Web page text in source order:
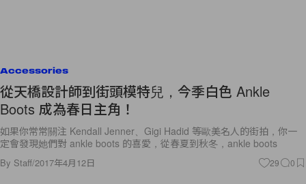
Accessories
從天橋設計師到街頭模特兒，今季白色 Ankle
Boots 成為春日主角！
如果你常常關注 Kendall Jenner、Gigi Hadid 等歐美名人的街拍，你一
定會發現她們對 ankle boots 的喜愛，從春夏到秋冬，ankle boots
By Staff/2017年4月12日 29 0